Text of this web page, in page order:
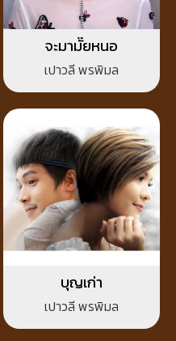
จะมามั๊ยหนอ
เปาวลี พรพิมล
บุญเก่า
เปาวลี พรพิมล